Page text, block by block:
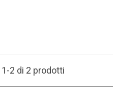
2 di 2 prodotti